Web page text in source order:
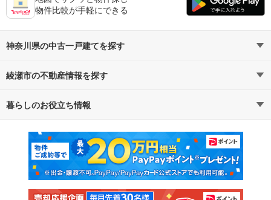
物件比較が手軽にできる
神奈川県の中古一戸建てを探す
路線・駅から探す
通勤・通学時間から探す
綾瀬市の不動産情報を探す
不動産・住宅
新築マンション 中古マンション
新築一戸建て 中古一戸建て
暮らしのお役立ち情報
マンションカタログ 教えて！住まいの先生